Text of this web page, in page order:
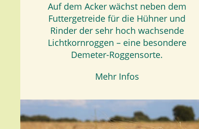
Auf dem Acker wächst neben dem
Futtergetreide für die Hühner und
Rinder der sehr hoch wachsende
Lichtkornroggen – eine besondere
Demeter-Roggensorte.
Mehr Infos